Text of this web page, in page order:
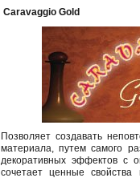
Caravaggio Gold
Позволяет создавать
материала, путем самого
декоративных эффектов с
сочетает ценные свойства